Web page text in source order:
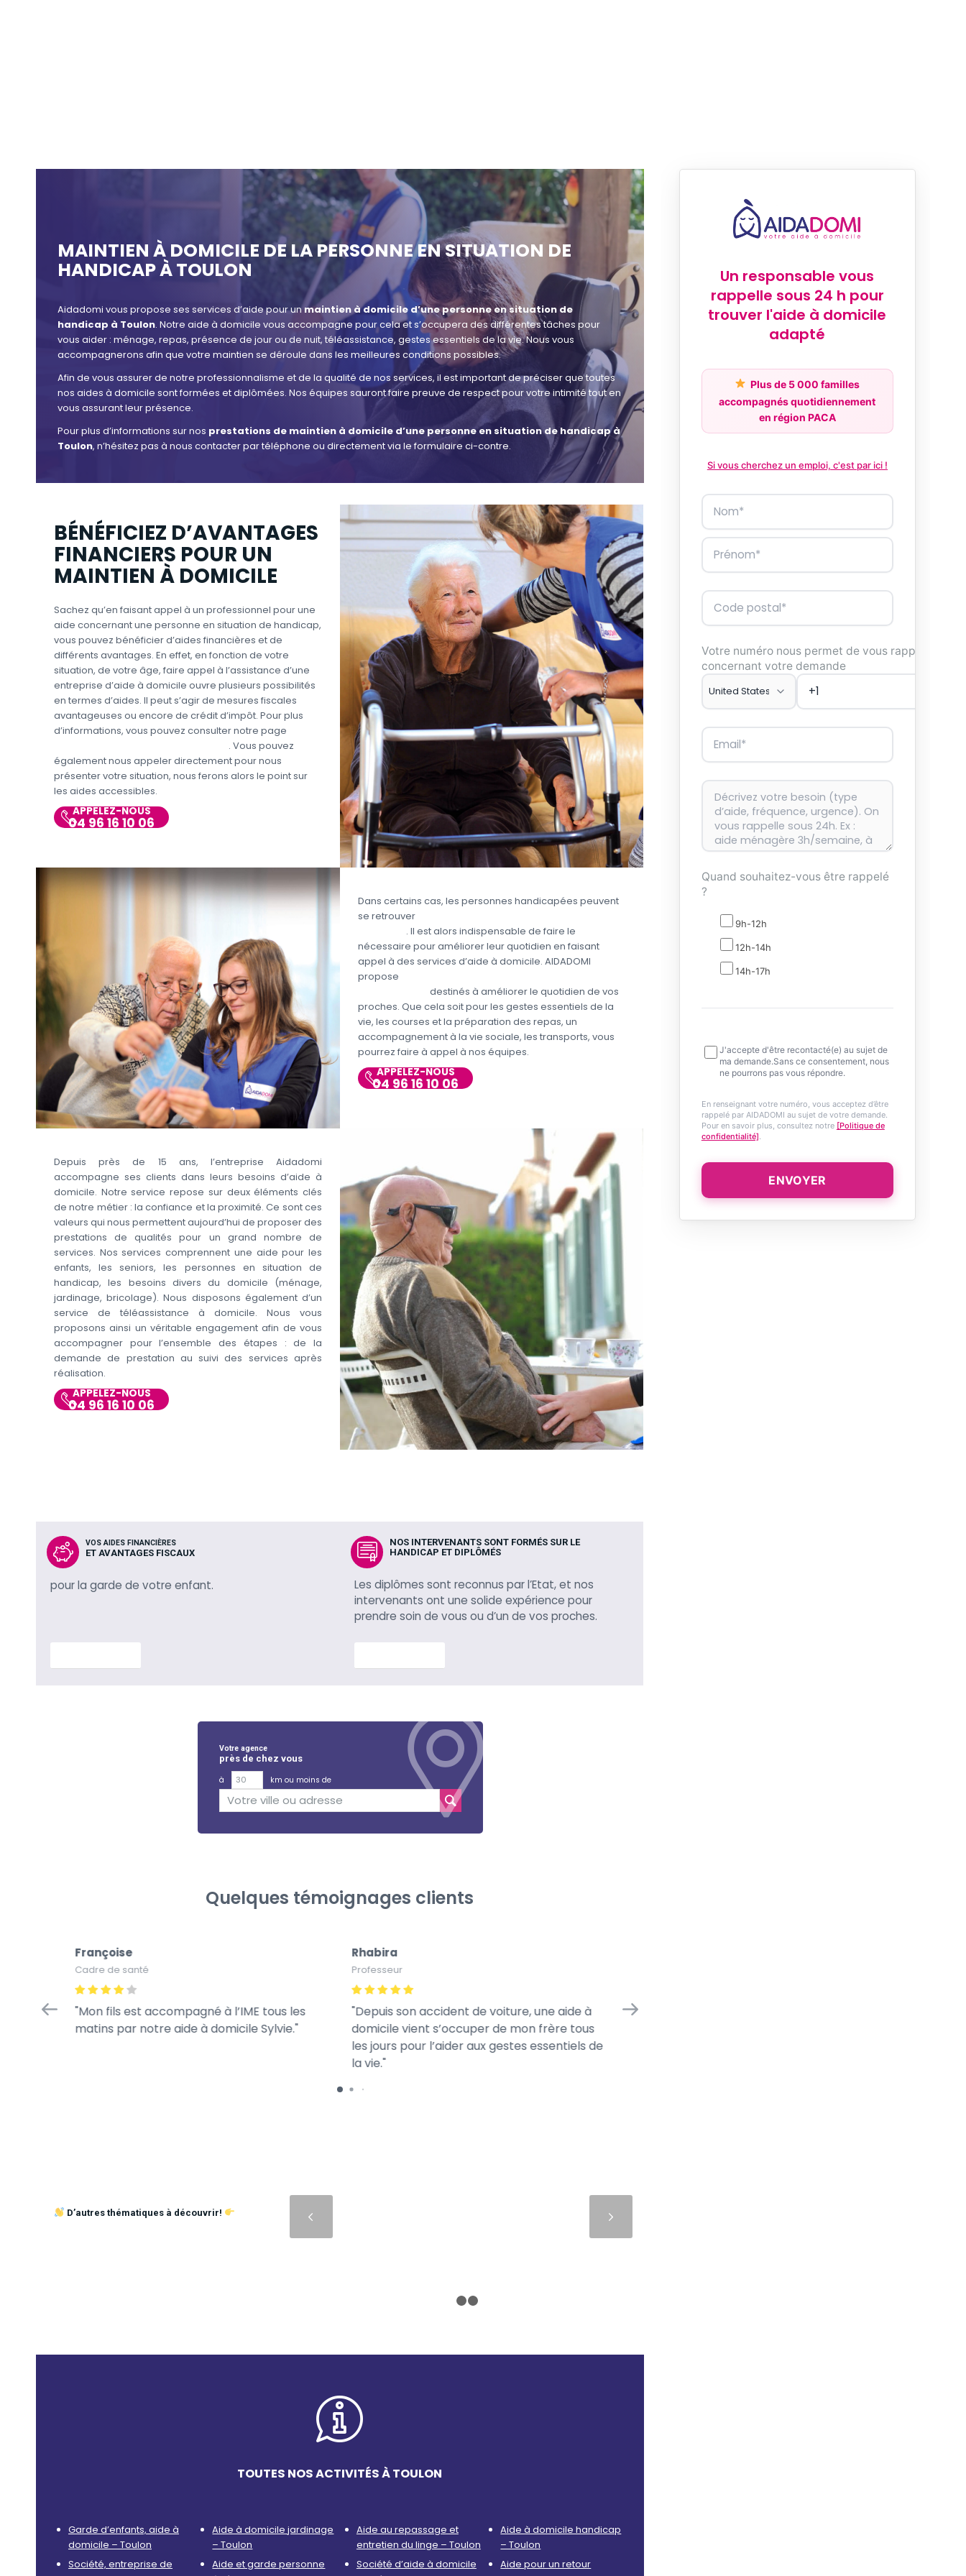
MAINTIEN À DOMICILE DE LA PERSONNE EN SITUATION DE
HANDICAP À TOULON
Aidadomi vous propose ses services d’aide pour un maintien à domicile d’une personne en situation de
handicap à Toulon. Notre aide à domicile vous accompagne pour cela et s’occupera des différentes tâches pour
vous aider : ménage, repas, présence de jour ou de nuit, téléassistance, gestes essentiels de la vie. Nous vous
accompagnerons afin que votre maintien se déroule dans les meilleures conditions possibles.
Afin de vous assurer de notre professionnalisme et de la qualité de nos services, il est important de préciser que toutes
nos aides à domicile sont formées et diplômées. Nos équipes sauront faire preuve de respect pour votre intimité tout en
vous assurant leur présence.
Pour plus d’informations sur nos prestations de maintien à domicile d’une personne en situation de handicap à
Toulon, n’hésitez pas à nous contacter par téléphone ou directement via le formulaire ci-contre.
BÉNÉFICIEZ D’AVANTAGES
FINANCIERS POUR UN
MAINTIEN À DOMICILE
Sachez qu’en faisant appel à un professionnel pour une
aide concernant une personne en situation de handicap,
vous pouvez bénéficier d’aides financières et de
différents avantages. En effet, en fonction de votre
situation, de votre âge, faire appel à l’assistance d’une
entreprise d’aide à domicile ouvre plusieurs possibilités
en termes d’aides. Il peut s’agir de mesures fiscales
avantageuses ou encore de crédit d’impôt. Pour plus
d’informations, vous pouvez consulter notre page
. Vous pouvez
également nous appeler directement pour nous
présenter votre situation, nous ferons alors le point sur
les aides accessibles.
APPELEZ-NOUS
04 96 16 10 06
Dans certains cas, les personnes handicapées peuvent
se retrouver
. Il est alors indispensable de faire le
nécessaire pour améliorer leur quotidien en faisant
appel à des services d’aide à domicile. AIDADOMI
propose
destinés à améliorer le quotidien de vos
proches. Que cela soit pour les gestes essentiels de la
vie, les courses et la préparation des repas, un
accompagnement à la vie sociale, les transports, vous
pourrez faire à appel à nos équipes.
APPELEZ-NOUS
04 96 16 10 06
Depuis près de 15 ans, l’entreprise Aidadomi
accompagne ses clients dans leurs besoins d’aide à
domicile. Notre service repose sur deux éléments clés
de notre métier : la confiance et la proximité. Ce sont ces
valeurs qui nous permettent aujourd’hui de proposer des
prestations de qualités pour un grand nombre de
services. Nos services comprennent une aide pour les
enfants, les seniors, les personnes en situation de
handicap, les besoins divers du domicile (ménage,
jardinage, bricolage). Nous disposons également d’un
service de téléassistance à domicile. Nous vous
proposons ainsi un véritable engagement afin de vous
accompagner pour l’ensemble des étapes : de la
demande de prestation au suivi des services après
réalisation.
APPELEZ-NOUS
04 96 16 10 06
VOS AIDES FINANCIÈRES
ET AVANTAGES FISCAUX
pour la garde de votre enfant.
NOS INTERVENANTS SONT FORMÉS SUR LE
HANDICAP ET DIPLÔMÉS
Les diplômes sont reconnus par l’Etat, et nos
intervenants ont une solide expérience pour
prendre soin de vous ou d’un de vos proches.
Votre agence
près de chez vous
à
km ou moins de
Quelques témoignages clients
Françoise
Cadre de santé
Mon fils est accompagné à l’IME tous les
matins par notre aide à domicile Sylvie.
Rhabira
Professeur
Depuis son accident de voiture, une aide à
domicile vient s’occuper de mon frère tous
les jours pour l’aider aux gestes essentiels de
la vie.
Mon fils qui est autiste est stimulé tous les
D’autres thématiques à découvrir!
Précédent
TOUTES NOS ACTIVITÉS À TOULON
Garde d’enfants, aide à
domicile – Toulon
Société, entreprise de
Aide à domicile jardinage
– Toulon
Aide et garde personne
Aide au repassage et
entretien du linge – Toulon
Société d’aide à domicile
Aide à domicile handicap
– Toulon
Aide pour un retour
Un responsable vous
rappelle sous 24 h pour
trouver l'aide à domicile
adapté
Plus de 5 000 familles
accompagnés quotidiennement
en région PACA
Si vous cherchez un emploi, c'est par ici !
Votre numéro nous permet de vous rappeler
concernant votre demande
Quand souhaitez-vous être rappelé
?
9h-12h
12h-14h
14h-17h
J'accepte d'être recontacté(e) au sujet de
ma demande.Sans ce consentement, nous
ne pourrons pas vous répondre.
En renseignant votre numéro, vous acceptez d’être
rappelé par AIDADOMI au sujet de votre demande.
Pour en savoir plus, consultez notre [Politique de
confidentialité]